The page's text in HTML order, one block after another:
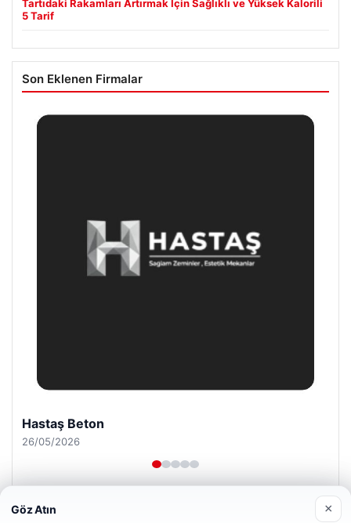
Tartıdaki Rakamları Artırmak İçin Sağlıklı ve Yüksek Kalorili
5 Tarif
Son Eklenen Firmalar
Prenses Night Club
29/04/2026
Göz Atın ×